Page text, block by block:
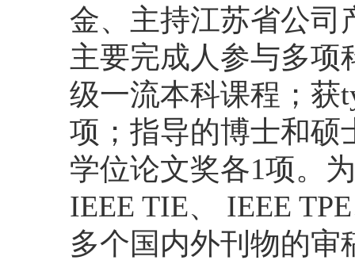
金、主持江苏省公司
主要完成人参与多项
级一流本科课程；获
项；指导的博士和硕
学位论文奖各1项。为
IEEE TIE、 IEEE TPE
多个国内外刊物的审